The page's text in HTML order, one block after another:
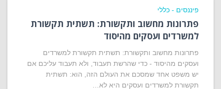
פיננסים - כללי
פתרונות מחשוב ותקשורת: תשתית תקשורת
למשרדים ועסקים מהיסוד
פתרונות מחשוב ותקשורת: תשתית תקשורת למשרדים
ועסקים מהיסוד - כדי שהרשת תעבוד, ולא תעבוד עליכם אם
יש משפט אחד שמסכם את העולם הזה, הוא: תשתית
תקשורת למשרדים ועסקים היא לא…